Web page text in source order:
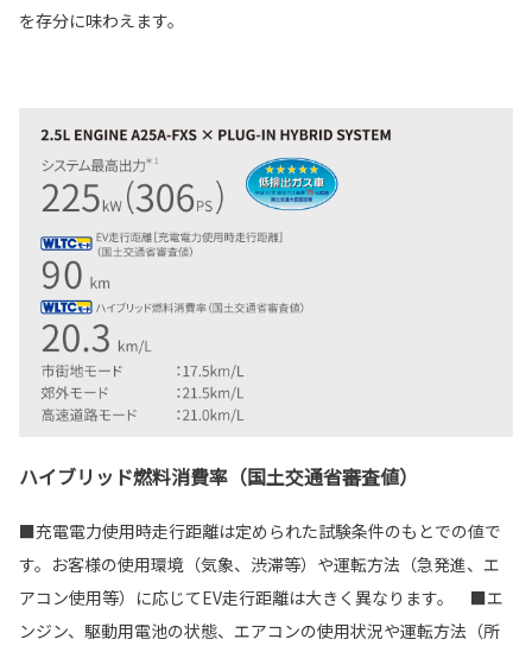
を存分に味わえます。
ハイブリッド燃料消費率（国土交通省審査値）
■充電電力使用時走行距離は定められた試験条件のもとでの値で
す。お客様の使用環境（気象、渋滞等）や運転方法（急発進、エ
アコン使用等）に応じてEV走行距離は大きく異なります。 ■エ
ンジン、駆動用電池の状態、エアコンの使用状況や運転方法（所